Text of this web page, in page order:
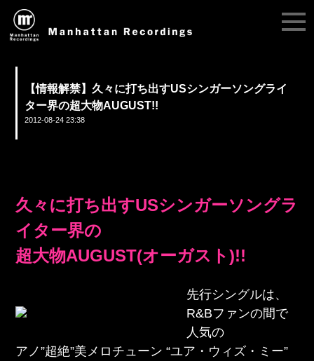
【情報解禁】久々に打ち出すUSシンガーソングライ
ター界の超大物AUGUST!!
2012-08-24 23:38
久々に打ち出すUSシンガーソングラ
イター界の
超大物AUGUST(オーガスト)!!
先行シングルは、
R&Bファンの間で
人気の
アノ”超絶”美メロチューン “ユア・ウィズ・ミー”